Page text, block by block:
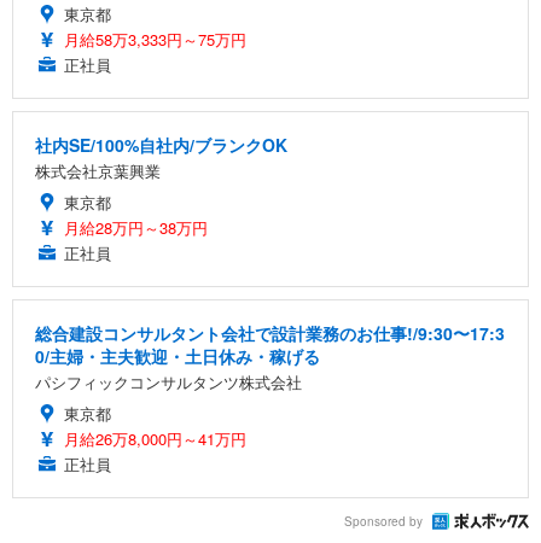
東京都
月給58万3,333円～75万円
正社員
社内SE/100%自社内/ブランクOK
株式会社京葉興業
東京都
月給28万円～38万円
正社員
総合建設コンサルタント会社で設計業務のお仕事!/9:30〜17:3
0/主婦・主夫歓迎・土日休み・稼げる
パシフィックコンサルタンツ株式会社
東京都
月給26万8,000円～41万円
正社員
Sponsored by